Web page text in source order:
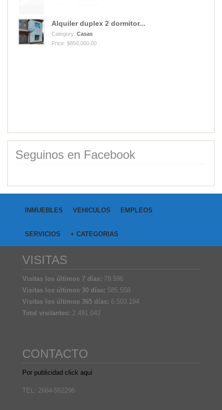
Alquiler duplex 2 dormitor...
Category: Casas
Price: $850,000.00
Seguinos en Facebook
INMUEBLES VEHICULOS EMPLEOS
SERVICIOS + CATEGORIAS
VISITAS
Visitas los últimos 7 días: 78.596
Visitas los últimos 30 días: 585.558
Visitas los últimos 365 días: 6.503.194
Total visitantes: 2.491.042
CONTACTO
Por publicidad click aquí
TEL: 2664-552296